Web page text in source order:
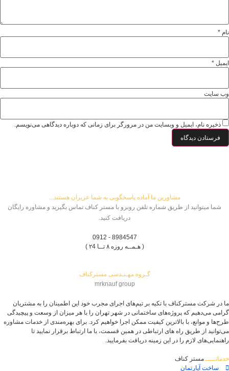
نام *
ایمیل *
وب‌ سایت
ذخیره نام، ایمیل و وبسایت من در مرورگر برای زمانی که دوباره دیدگاهی می‌نویسم.
مشاورین ما آماده پاسخگویی به شما عزیزان هستند...
شما میتوانید از طریق شماره تلفن روبرو با مستر کناف تماس بگیرید و مشاوره رایگان
دریافت کنید.
8984547 - 0912
( هـمــه روزه ۸ تــا ۲4 )
گـروه مهـنـدسی مسترکناف
mrknauf group
ما در شرکت مسترکناف با تکیه بر تیم‌های اجرای مجرب خود این اطمینان را به مشتریان
گرامی می‌دهیم که پروژه‌های ساختمانی در شهر تهران را با هر میزان از وسعت و پیچیدگی
طرح‌ها و موانع، با بالاترین کیفیت ممکن اجرا خواهیم کرد. برای بهره‌مندی از خدمات مشاوره
می‌توانید از طریق راه های ارتباطی در همین قسمت، با ما ارتباط برقرار نمایید تا
راهنمایی‌های لازم را در این زمینه دریافت بفرمایید.
خدماتـــــمستر کناف
ساخت آپارتمان